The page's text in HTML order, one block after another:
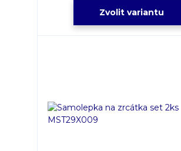
Zvolit variantu